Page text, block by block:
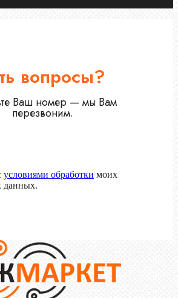
вопросы?
Ваш номер — мы Вам
перезвоним.
условиями обработки моих
данных.